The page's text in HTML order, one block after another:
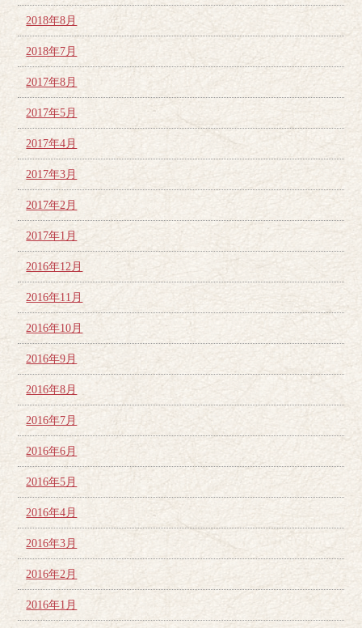
2018年8月
2018年7月
2017年8月
2017年5月
2017年4月
2017年3月
2017年2月
2017年1月
2016年12月
2016年11月
2016年10月
2016年9月
2016年8月
2016年7月
2016年6月
2016年5月
2016年4月
2016年3月
2016年2月
2016年1月